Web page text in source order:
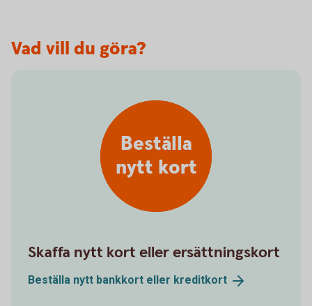
Vad vill du göra?
Beställa
nytt kort
Skaffa nytt kort eller ersättningskort
Beställa nytt bankkort eller kreditkort